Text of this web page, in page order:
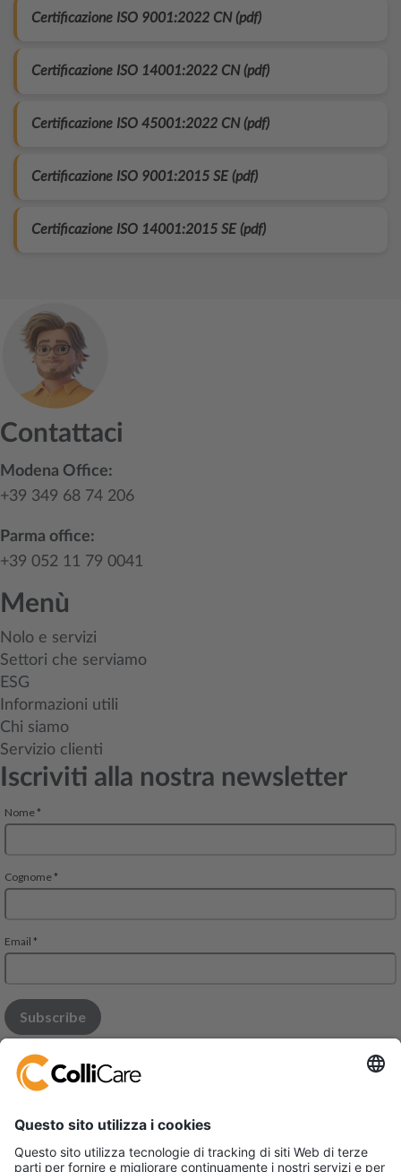
Certificazione ISO 9001:2022 CN (pdf)
Certificazione ISO 14001:2022 CN (pdf)
Certificazione ISO 45001:2022 CN (pdf)
Certificazione ISO 9001:2015 SE (pdf)
Certificazione ISO 14001:2015 SE (pdf)
Contattaci
Modena Office:
+39 349 68 74 206
Parma office:
+39 052 11 79 0041
Menù
Nolo e servizi
Settori che serviamo
ESG
Informazioni utili
Chi siamo
Servizio clienti
Iscriviti alla nostra newsletter
Modena Office: